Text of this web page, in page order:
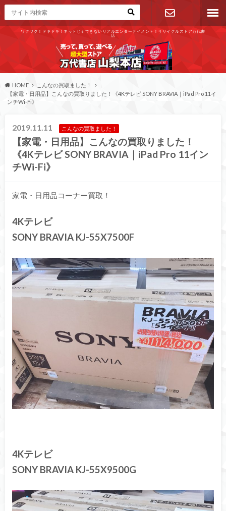
ワクワク！ドキドキ！ネットじゃできないリアルエンターテイメント！リサイクルストア万代書
店
お問い合わ
せ
HOME
こんなの買取ました！
【家電・日用品】こんなの買取りました！《4Kテレビ SONY BRAVIA｜iPad Pro 11イ
ンチWi-Fi》
2019.11.11 こんなの買取ました！
【家電・日用品】こんなの買取りました！
《4Kテレビ SONY BRAVIA｜iPad Pro 11イン
チWi-Fi》
家電・日用品コーナー買取！
4Kテレビ
SONY BRAVIA KJ-55X7500F
4Kテレビ
SONY BRAVIA KJ-55X9500G